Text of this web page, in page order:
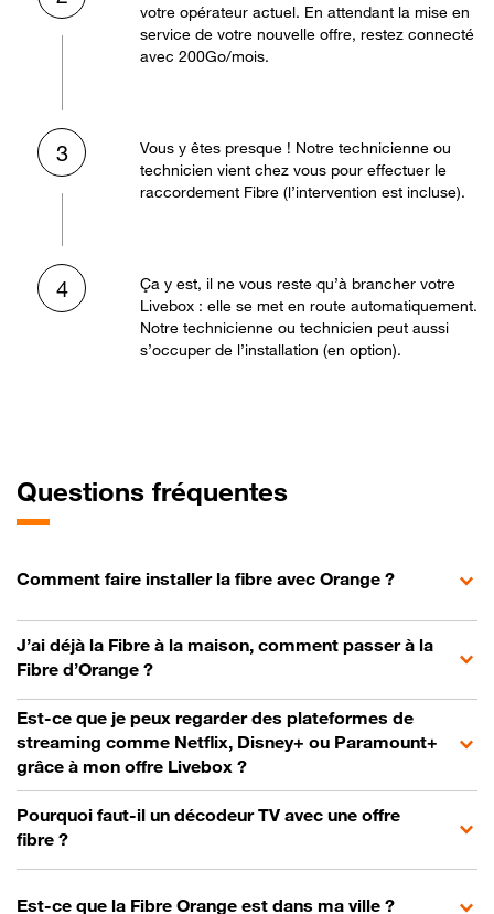
votre opérateur actuel. En attendant la mise en
service de votre nouvelle offre, restez connecté
avec 200Go/mois.
3
Vous y êtes presque ! Notre technicienne ou
technicien vient chez vous pour effectuer le
raccordement Fibre (l’intervention est incluse).
4
Ça y est, il ne vous reste qu’à brancher votre
Livebox : elle se met en route automatiquement.
Notre technicienne ou technicien peut aussi
s’occuper de l’installation (en option).
Questions fréquentes
Comment faire installer la fibre avec Orange ?
J’ai déjà la Fibre à la maison, comment passer à la
Fibre d’Orange ?
Est-ce que je peux regarder des plateformes de
streaming comme Netflix, Disney+ ou Paramount+
grâce à mon offre Livebox ?
Pourquoi faut-il un décodeur TV avec une offre
fibre ?
Est-ce que la Fibre Orange est dans ma ville ?